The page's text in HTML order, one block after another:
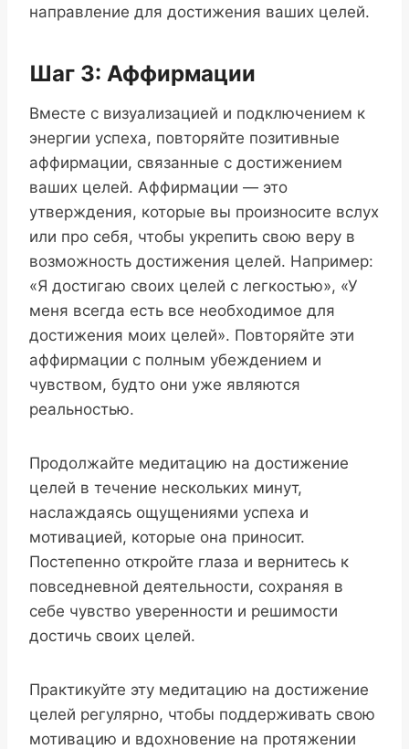
направление для достижения ваших целей.
Шаг 3: Аффирмации
Вместе с визуализацией и подключением к
энергии успеха, повторяйте позитивные
аффирмации, связанные с достижением
ваших целей. Аффирмации — это
утверждения, которые вы произносите вслух
или про себя, чтобы укрепить свою веру в
возможность достижения целей. Например:
«Я достигаю своих целей с легкостью», «У
меня всегда есть все необходимое для
достижения моих целей». Повторяйте эти
аффирмации с полным убеждением и
чувством, будто они уже являются
реальностью.
Продолжайте медитацию на достижение
целей в течение нескольких минут,
наслаждаясь ощущениями успеха и
мотивацией, которые она приносит.
Постепенно откройте глаза и вернитесь к
повседневной деятельности, сохраняя в
себе чувство уверенности и решимости
достичь своих целей.
Практикуйте эту медитацию на достижение
целей регулярно, чтобы поддерживать свою
мотивацию и вдохновение на протяжении